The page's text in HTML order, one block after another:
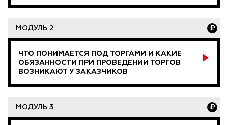
МОДУЛЬ 2
ЧТО ПОНИМАЕТСЯ ПОД ТОРГАМИ И КАКИЕ
ОБЯЗАННОСТИ ПРИ ПРОВЕДЕНИИ ТОРГОВ
ВОЗНИКАЮТ У ЗАКАЗЧИКОВ
МОДУЛЬ 3